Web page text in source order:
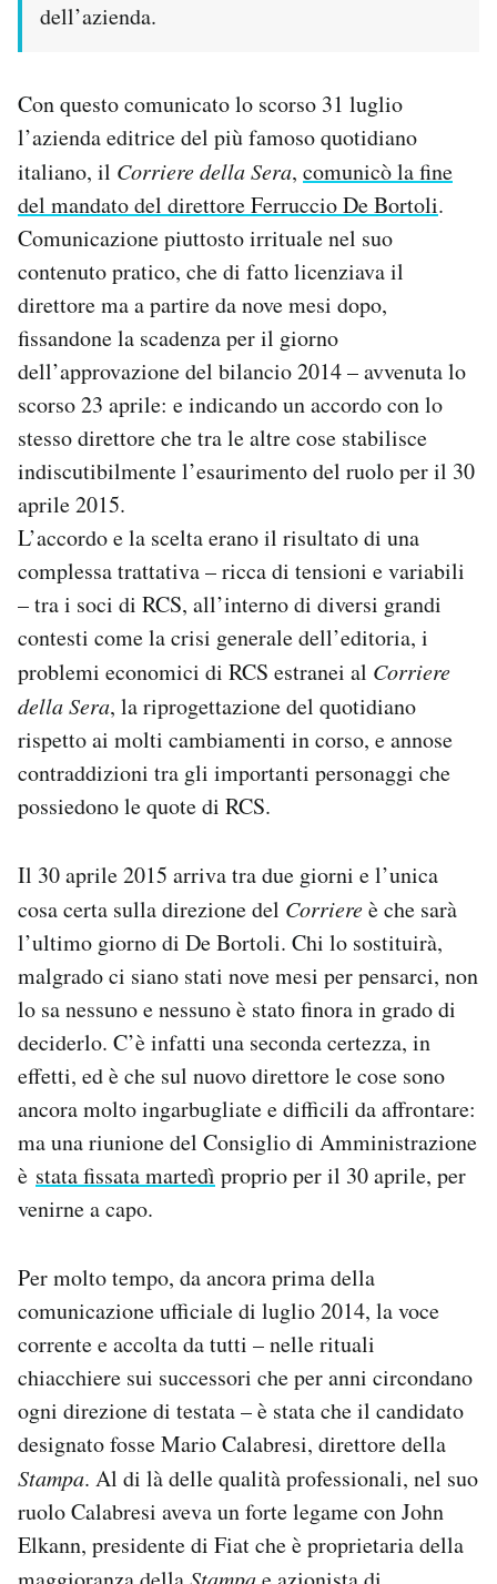
dell’azienda.
Con questo comunicato lo scorso 31 luglio
l’azienda editrice del più famoso quotidiano
italiano, il Corriere della Sera, comunicò la fine
del mandato del direttore Ferruccio De Bortoli.
Comunicazione piuttosto irrituale nel suo
contenuto pratico, che di fatto licenziava il
direttore ma a partire da nove mesi dopo,
fissandone la scadenza per il giorno
dell’approvazione del bilancio 2014 – avvenuta lo
scorso 23 aprile: e indicando un accordo con lo
stesso direttore che tra le altre cose stabilisce
indiscutibilmente l’esaurimento del ruolo per il 30
aprile 2015.
L’accordo e la scelta erano il risultato di una
complessa trattativa – ricca di tensioni e variabili
– tra i soci di RCS, all’interno di diversi grandi
contesti come la crisi generale dell’editoria, i
problemi economici di RCS estranei al Corriere
della Sera, la riprogettazione del quotidiano
rispetto ai molti cambiamenti in corso, e annose
contraddizioni tra gli importanti personaggi che
possiedono le quote di RCS.
Il 30 aprile 2015 arriva tra due giorni e l’unica
cosa certa sulla direzione del Corriereè che sarà
l’ultimo giorno di De Bortoli. Chi lo sostituirà,
malgrado ci siano stati nove mesi per pensarci, non
lo sa nessuno e nessuno è stato finora in grado di
deciderlo. C’è infatti una seconda certezza, in
effetti, ed è che sul nuovo direttore le cose sono
ancora molto ingarbugliate e difficili da affrontare:
ma una riunione del Consiglio di Amministrazione
è stata fissata martedì proprio per il 30 aprile, per
venirne a capo.
Per molto tempo, da ancora prima della
comunicazione ufficiale di luglio 2014, la voce
corrente e accolta da tutti – nelle rituali
chiacchiere sui successori che per anni circondano
ogni direzione di testata – è stata che il candidato
designato fosse Mario Calabresi, direttore della
Stampa. Al di là delle qualità professionali, nel suo
ruolo Calabresi aveva un forte legame con John
Elkann, presidente di Fiat che è proprietaria della